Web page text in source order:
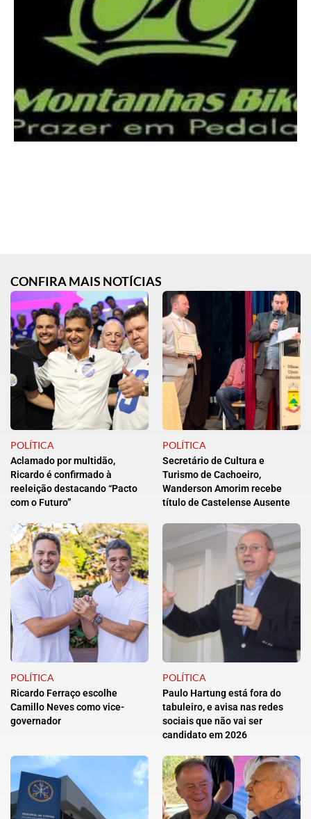
CONFIRA MAIS NOTÍCIAS
POLÍTICA
Aclamado por multidão,
Ricardo é confirmado à
reeleição destacando “Pacto
com o Futuro”
POLÍTICA
Secretário de Cultura e
Turismo de Cachoeiro,
Wanderson Amorim recebe
título de Castelense Ausente
POLÍTICA
Ricardo Ferraço escolhe
Camillo Neves como vice-
governador
POLÍTICA
Paulo Hartung está fora do
tabuleiro, e avisa nas redes
sociais que não vai ser
candidato em 2026